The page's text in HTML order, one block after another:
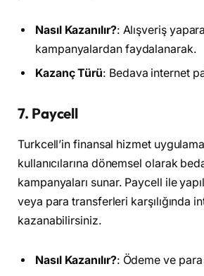
Nasıl Kazanılır?: Alışveriş
kampanyalardan faydalanarak.
Kazanç Türü: Bedava internet
7. Paycell
Turkcell’in finansal hizmet
kullanıcılarına dönemsel olarak
kampanyaları sunar. Paycell ile
veya para transferleri karşılığında
kazanabilirsiniz.
Nasıl Kazanılır?: Ödeme ve